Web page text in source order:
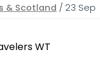
& Scotland / 23 Sep
WT